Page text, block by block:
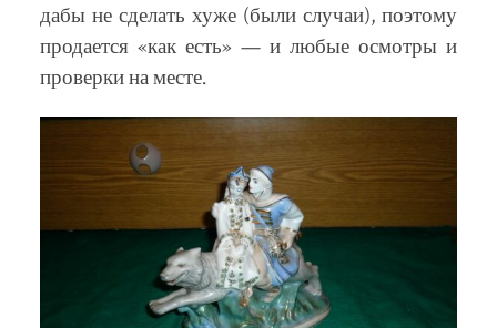
дабы не сделать хуже (были случаи), поэтому
продается «как есть» — и любые осмотры и
проверки на месте.